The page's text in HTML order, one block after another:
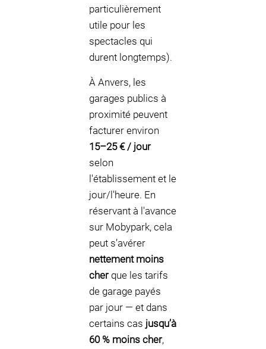
particulièrement
utile pour les
spectacles qui
durent longtemps).
À Anvers, les
garages publics à
proximité peuvent
facturer environ
15–25 € / jour
selon
l'établissement et le
jour/l'heure. En
réservant à l'avance
sur Mobypark, cela
peut s’avérer
nettement moins
cherque les tarifs
de garage payés
par jour — et dans
certains cas jusqu’à
60 % moins cher,